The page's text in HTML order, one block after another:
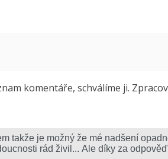
komentáře, schválíme ji.